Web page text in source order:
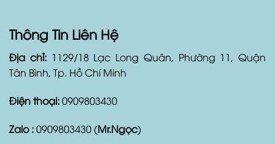
Thông Tin Liên Hệ
Địa chỉ: 1129/18 Lạc Long Quân, Phường 11, Quận
Tân Bình, Tp. Hồ Chí Minh
Điện thoại:0909803430
Zalo :0909803430 (Mr.Ngọc)